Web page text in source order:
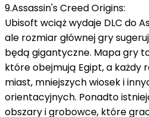
9.Assassin's Creed Origins:
Ubisoft wciąż wydaje DLC do
ale rozmiar głównej gry
będą gigantyczne. Mapa gry
które obejmują Egipt, a każdy
miast, mniejszych wiosek i
orientacyjnych. Ponadto
obszary i grobowce, które